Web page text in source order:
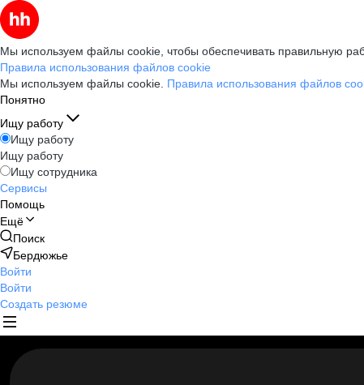
Мы используем файлы cookie, чтобы обеспечивать правильную
Правила использования файлов cookie
Мы используем файлы cookie. Правила использования файлов
Понятно
Ищу работу
Ищу работу
Ищу работу
Ищу сотрудника
Сервисы
Помощь
Ещё
Поиск
Бердюжье
Войти
Войти
Создать резюме